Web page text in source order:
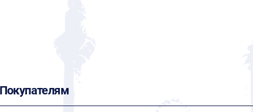
Покупателям